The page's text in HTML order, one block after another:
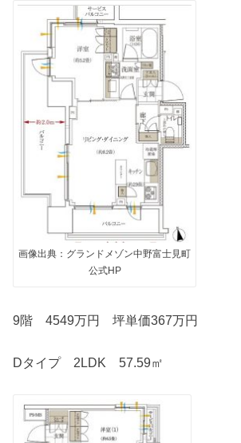
画像出典：グランドメゾン中野富士見町
公式HP
9階 4549万円 坪単価367万円
Dタイプ 2LDK 57.59㎡